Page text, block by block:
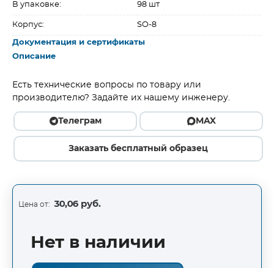
В упаковке: 98 шт
Корпус: SO-8
Документация и сертификаты
Описание
Есть технические вопросы по товару или
производителю? Задайте их нашему инженеру.
Телеграм MAX
Заказать бесплатный образец
Цена от: 30,06 руб.
Нет в наличии